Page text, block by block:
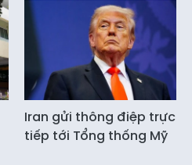
Iran gửi thông điệp trực
tiếp tới Tổng thống Mỹ